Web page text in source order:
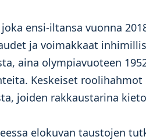
joka ensi-iltansa vuonna
ja voimakkaat
aina olympiavuoteen
Keskeiset
joiden rakkaustarina
elokuvan taustojen